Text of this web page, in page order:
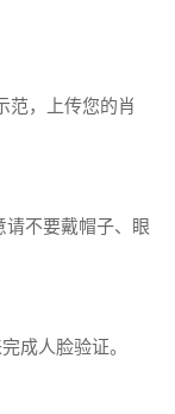
范，上传您的肖
请不要戴帽子、眼
成人脸验证。